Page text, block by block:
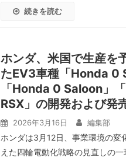
続きを読む
ホンダ、米国で生産を
たEV3車種「Honda 0
「Honda 0 Saloon」
RSX」の開発および発
2026年3月16日 編集部
ホンダは3月12日、事業環境の変
えた四輪電動化戦略の見直しの